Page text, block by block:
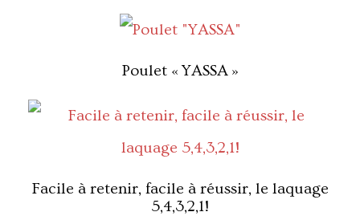
Poulet « YASSA »
Facile à retenir, facile à réussir, le laquage
5,4,3,2,1!